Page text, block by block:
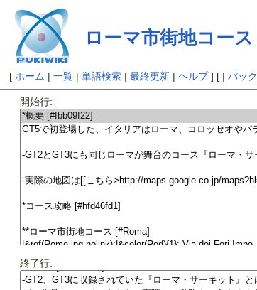
ローマ市街地コース
[ ホーム |一覧 |単語検索 |最終更新 |ヘルプ] [ |バッ
開始行:
終了行: